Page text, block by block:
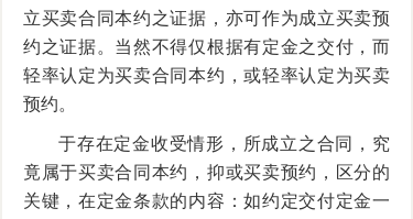
立买卖合同本约之证据，亦可作为成立买卖预
约之证据。当然不得仅根据有定金之交付，而
轻率认定为买卖合同本约，或轻率认定为买卖
预约。
于存在定金收受情形，所成立之合同，究
竟属于买卖合同本约，抑或买卖预约，区分的
关键，在定金条款的内容：如约定交付定金一